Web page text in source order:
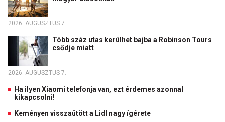
2026. AUGUSZTUS 7.
Több száz utas kerülhet bajba a Robinson Tours
csődje miatt
2026. AUGUSZTUS 7.
Ha ilyen Xiaomi telefonja van, ezt érdemes azonnal
kikapcsolni!
Keményen visszaütött a Lidl nagy ígérete